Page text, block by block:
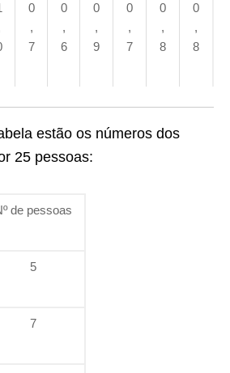
0
,
7
0
,
6
0
,
9
0
,
7
0
,
8
0
,
8
estão os números dos
25 pessoas:
de pessoas
5
7